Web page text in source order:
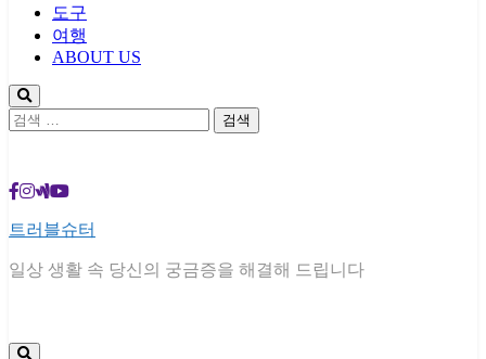
도구
여행
ABOUT US
검
트러블슈터
일상 생활 속 당신의 궁금증을 해결해 드립니다